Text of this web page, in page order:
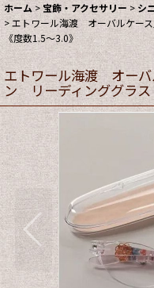
ホーム > 宝飾・アクセサリー > シ
>エトワール海渡 オーバルケー
《度数1.5〜3.0》
エトワール海渡 オー
ン リーディンググラス